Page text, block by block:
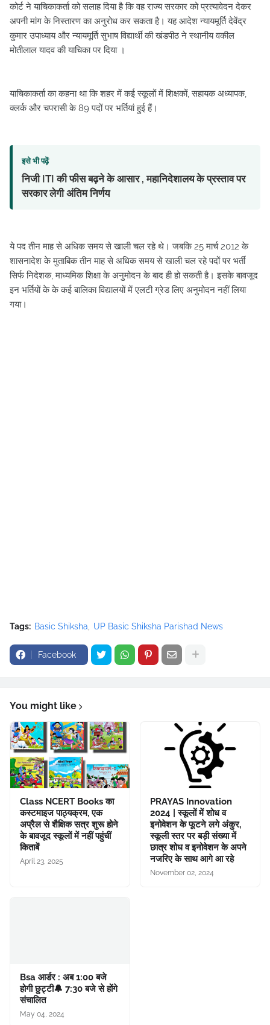
कोर्ट ने याचिकाकर्ता को सलाह दिया है कि वह राज्य सरकार को प्रत्यावेदन देकर
अपनी मांग के निस्तारण का अनुरोध कर सकता है। यह आदेश न्यायमूर्ति देवेंद्र
कुमार उपाध्याय और न्यायमूर्ति सुभाष विद्यार्थी की खंडपीठ ने स्थानीय वकील
मोतीलाल यादव की याचिका पर दिया ।
याचिकाकर्ता का कहना था कि शहर में कई स्कूलों में शिक्षकों, सहायक अध्यापक,
क्लर्क और चपरासी के 89 पदों पर भर्तियां हुई हैं।
इसे भी पढ़ें
निजी ITI की फीस बढ़ने के आसार , महानिदेशालय के प्रस्ताव पर
सरकार लेगी अंतिम निर्णय
ये पद तीन माह से अधिक समय से खाली चल रहे थे। जबकि 25 मार्च 2012 के
शासनादेश के मुताबिक तीन माह से अधिक समय से खाली चल रहे पदों पर भर्ती
सिर्फ निदेशक, माध्यमिक शिक्षा के अनुमोदन के बाद ही हो सकती है। इसके बावजूद
इन भर्तियों के के कई बालिका विद्यालयों में एलटी ग्रेड लिए अनुमोदन नहीं लिया
गया।
Tags: Basic Shiksha UP Basic Shiksha Parishad News
Facebook
You might like
Class NCERT Books का
कस्टमाइज पाठ्यक्रम, एक
अप्रैल से शैक्षिक सत्र शुरू होने
के बावजूद स्कूलों में नहीं पहुंचीं
किताबें
April 23, 2025
PRAYAS Innovation
2024 | स्कूलों में शोध व
इनोवेशन के फूटने लगे अंकुर,
स्कूली स्तर पर बड़ी संख्या में
छात्र शोध व इनोवेशन के अपने
नजरिए के साथ आगे आ रहे
November 02, 2024
Bsa आर्डर : अब 1:00 बजे
होगी छुट्टी🔔 7:30 बजे से होंगे
संचालित
May 04, 2024